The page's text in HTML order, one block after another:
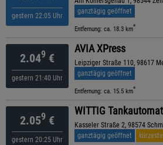
gestern 22:05 Uhr
ganztägig geöffnet
Entfernung: ca. 18.3 km*
2.049 €
gestern 21:40 Uhr
AVIA XPress
Leipziger Straße 110, 98617
ganztägig geöffnet
Entfernung: ca. 15.5 km*
2.059 €
gestern 20:25 Uhr
WITTIG
Kasseler Straße 2, 98574
ganztägig geöffnet